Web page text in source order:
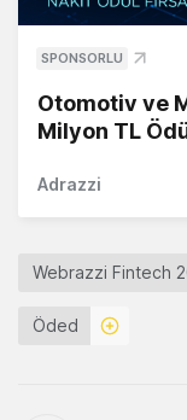
SPONSORLU
Otomotiv ve
Milyon TL
Adrazzi
Webrazzi Fintech
Öded